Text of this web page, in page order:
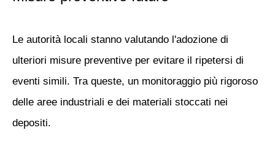
Le autorità locali stanno valutando l'adozione di
ulteriori misure preventive per evitare il ripetersi di
eventi simili. Tra queste, un monitoraggio più rigoroso
delle aree industriali e dei materiali stoccati nei
depositi.